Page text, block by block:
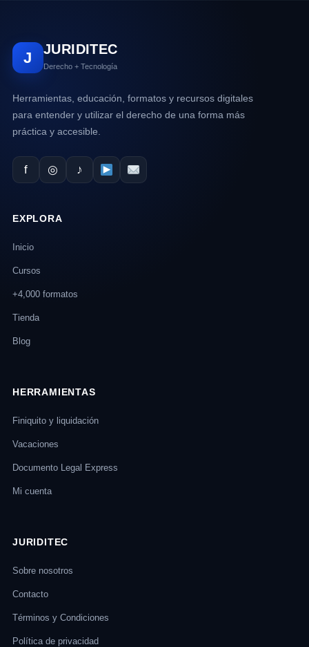
J
JURIDITEC
Derecho + Tecnología
Herramientas, educación, formatos y recursos digitales
para entender y utilizar el derecho de una forma más
práctica y accesible.
f ◎ ♪
EXPLORA
Inicio
Cursos
+4,000 formatos
Tienda
Blog
HERRAMIENTAS
Finiquito y liquidación
Vacaciones
Documento Legal Express
Mi cuenta
JURIDITEC
Sobre nosotros
Contacto
Términos y Condiciones
Política de privacidad